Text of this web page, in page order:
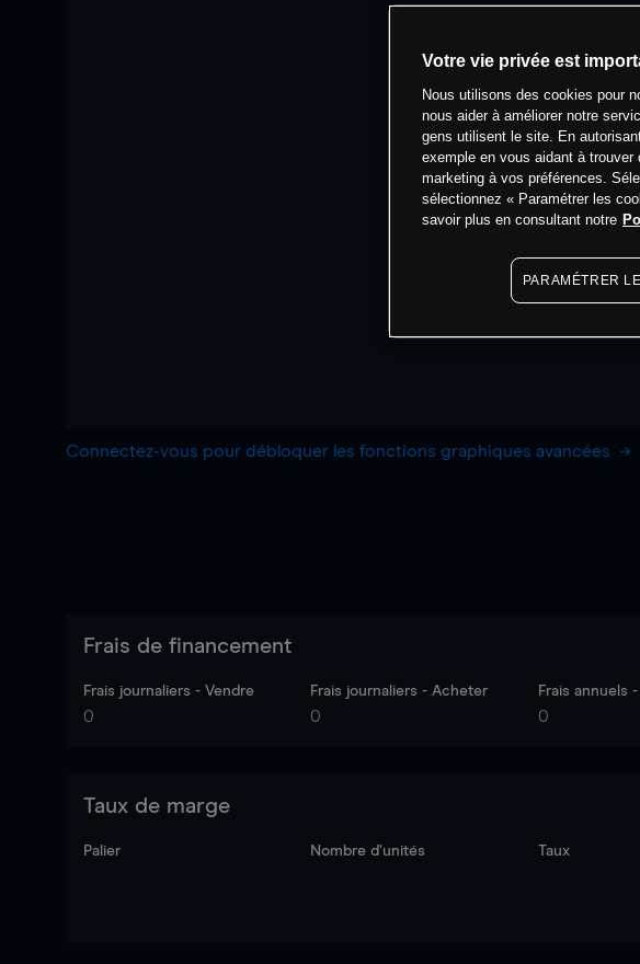
Connectez-vous pour débloquer les fonctions graphiques avancées
Frais de financement
Frais journaliers - Vendre
0
Frais journaliers - Acheter
0
Frais annuels
0
Taux de marge
Palier Nombre d’unités Taux
Votre vie privée est
Nous utilisons des cookies pour
nous aider à améliorer notre
gens utilisent le site. En
exemple en vous aidant à
marketing à vos préférences.
sélectionnez « Paramétrer les
savoir plus en consultant notre
PARAMÉTRER